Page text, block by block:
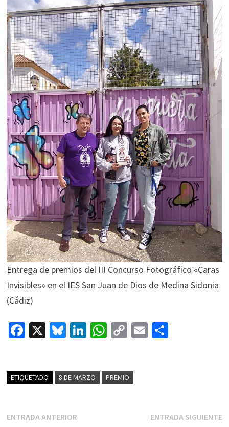
Entrega de premios del III Concurso Fotográfico «Caras
Invisibles» en el IES San Juan de Dios de Medina Sidonia
(Cádiz)
Fa
o
k
X Bl
ky
Li
dI
W
sA
C
y
E C
tir
ETIQUETADO 8 DE MARZO PREMIO
Navegación
ENTRADA ANTERIOREntrada
ENTRADA SIGUIENTE